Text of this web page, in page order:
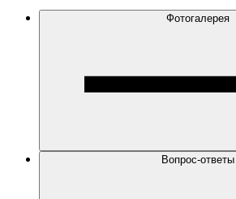
Фотогалерея
Вопрос-ответы